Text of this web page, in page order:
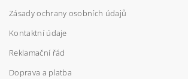
Zásady ochrany osobních údajů
Kontaktní údaje
Reklamační řád
Doprava a platba